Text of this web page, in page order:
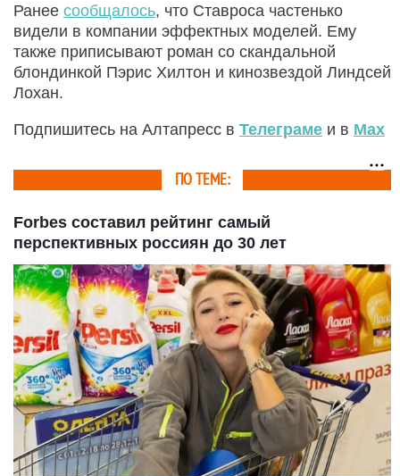
Ранее сообщалось, что Ставроса частенько
видели в компании эффектных моделей. Ему
также приписывают роман со скандальной
блондинкой Пэрис Хилтон и кинозвездой Линдсей
Лохан.
Подпишитесь на Алтапресс в Телеграме и в Max
ПО ТЕМЕ:
Forbes составил рейтинг самый
перспективных россиян до 30 лет